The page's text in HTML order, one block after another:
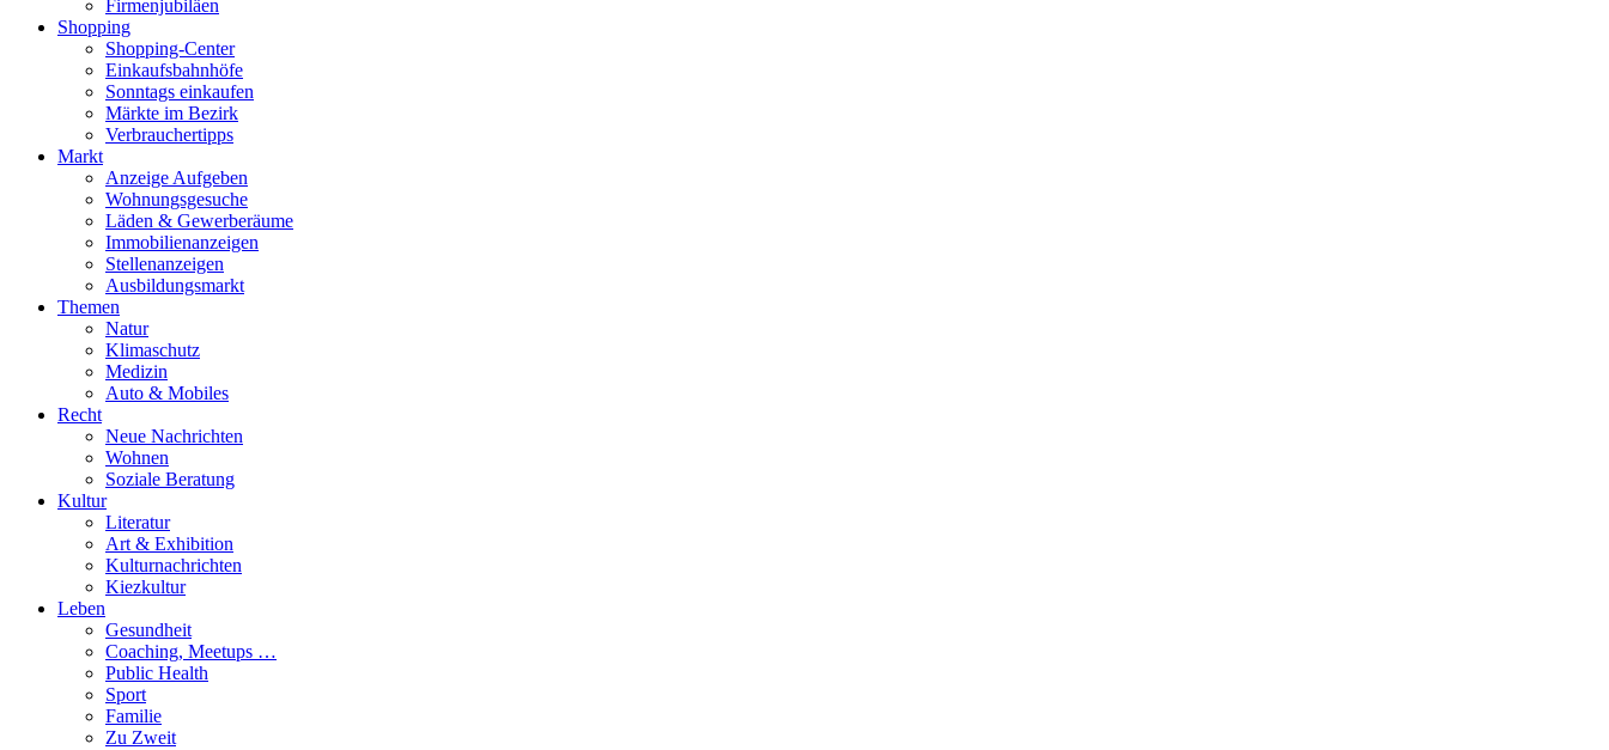
Firmenjubiläen
Shopping
Shopping-Center
Einkaufsbahnhöfe
Sonntags einkaufen
Märkte im Bezirk
Verbrauchertipps
Markt
Anzeige Aufgeben
Wohnungsgesuche
Läden & Gewerberäume
Immobilienanzeigen
Stellenanzeigen
Ausbildungsmarkt
Themen
Natur
Klimaschutz
Medizin
Auto & Mobiles
Recht
Neue Nachrichten
Wohnen
Soziale Beratung
Kultur
Literatur
Art & Exhibition
Kulturnachrichten
Kiezkultur
Leben
Gesundheit
Coaching, Meetups …
Public Health
Sport
Familie
Zu Zweit